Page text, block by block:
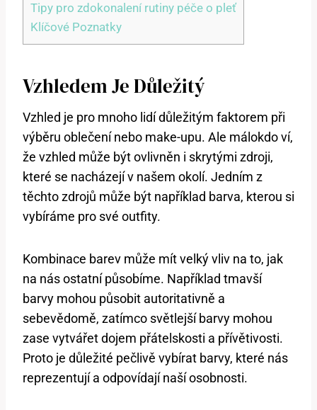
Tipy pro zdokonalení rutiny péče o pleť
Klíčové Poznatky
Vzhledem Je Důležitý
Vzhled je pro mnoho lidí důležitým faktorem při
výběru oblečení nebo make-upu. Ale málokdo ví,
že vzhled může být ovlivněn i skrytými zdroji,
které se nacházejí v našem okolí. Jedním z
těchto zdrojů může být například barva, kterou si
vybíráme pro své outfity.
Kombinace barev může mít velký vliv na to, jak
na nás ostatní působíme. Například tmavší
barvy mohou působit autoritativně a
sebevědomě, zatímco světlejší barvy mohou
zase vytvářet dojem přátelskosti a přívětivosti.
Proto je důležité pečlivě vybírat barvy, které nás
reprezentují a odpovídají naší osobnosti.